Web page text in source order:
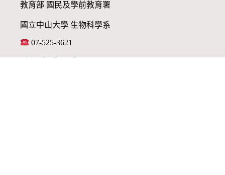
教育部 國民及學前教育署
國立中山大學 生物科學系
07-525-3621
taiwanibo@gmail.com